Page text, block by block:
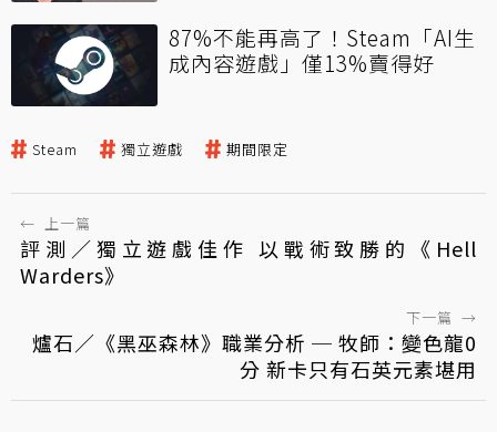
87%不能再高了！Steam「AI生
成內容遊戲」僅13%賣得好
Steam 獨立遊戲 期間限定
← 上一篇
評測／獨立遊戲佳作 以戰術致勝的《Hell
Warders》
下一篇 →
爐石／《黑巫森林》職業分析 ─ 牧師：變色龍0
分 新卡只有石英元素堪用